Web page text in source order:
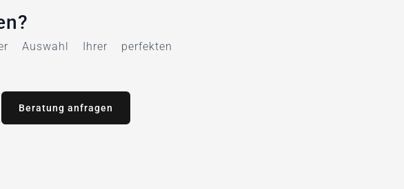
Auswahl Ihrer perfekten
Beratung anfragen